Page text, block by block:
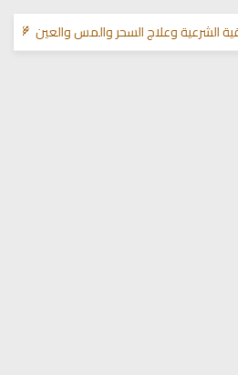
وعلاج السحر والمس والعين 🌾